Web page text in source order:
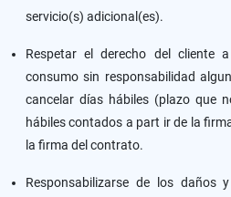
servicio(s) adicional(es).
Respetar el derecho del cliente
consumo sin responsabilidad
cancelar días hábiles (plazo que
hábiles contados a part ir de la
la firma del contrato.
Responsabilizarse de los daños